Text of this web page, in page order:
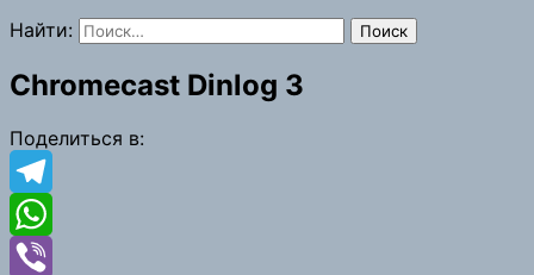
Найти:
Chromecast Dinlog 3
Поделиться в:
Telegram
WhatsApp